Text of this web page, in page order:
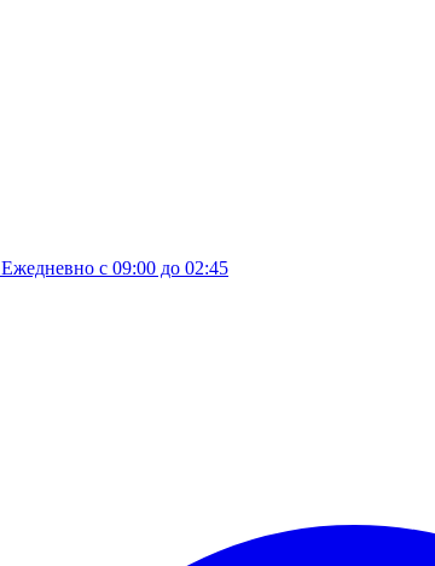
Ежедневно с 09:00 до 02:45